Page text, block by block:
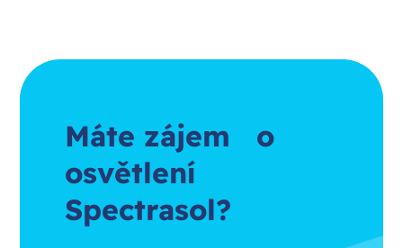
Máte zájem o
osvětlení
Spectrasol?